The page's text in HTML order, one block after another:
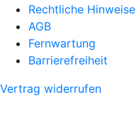
Rechtliche Hinweise
AGB
Fernwartung
Barrierefreiheit
Vertrag widerrufen